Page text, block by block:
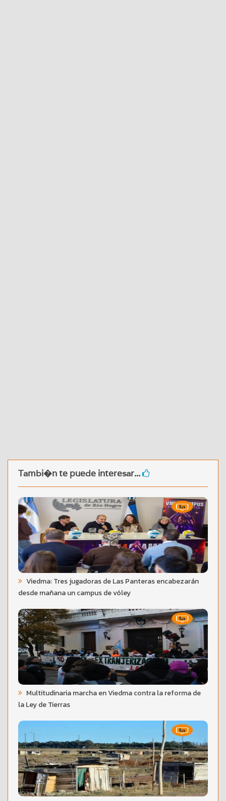
Tambi�n te puede interesar...
Viedma: Tres jugadoras de Las Panteras encabezarán
desde mañana un campus de vóley
Multitudinaria marcha en Viedma contra la reforma de
la Ley de Tierras